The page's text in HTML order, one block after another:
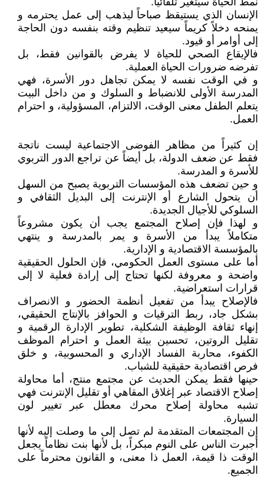
الإنسان الذي يستيقظ صباحاً ليذهب إلى عمل يحترمه و
يمنحه دخلاً كريماً سيعيد تنظيم وقته بنفسه دون الحاجة
إلى أوامر أو قيود.
فالإيقاع الصحي للحياة لا يفرض بالقوانين فقط، بل
تفرضه ضرورات الحياة العملية.
و في الوقت نفسه لا يمكن تجاهل دور الأسرة، فهي
المدرسة الأولى للانضباط و السلوك و من داخل البيت
يتعلم الطفل معنى الوقت، الالتزام، المسؤولية، و احترام
العمل.
إن كثيراً من مظاهر الفوضى الاجتماعية ليست ناتجة
فقط عن ضعف الدولة، بل أيضاً عن تراجع الدور التربوي
للأسرة و المدرسة.
و حين تضعف هذه المؤسسات التربوية يصبح من السهل
أن يتحول الشارع أو الإنترنت إلى البديل الثقافي و
السلوكي للأجيال الجديدة.
و لهذا فإن إصلاح المجتمع يجب أن يكون مشروعاً
متكاملاً يبدأ من الأسرة و يمر بالمدرسة و ينتهي
بالمؤسسة الاقتصادية و الإدارية.
أما على مستوى العمل الحكومي، فإن الحلول الحقيقية
واضحة و معروفة لكنها تحتاج إلى إرادة فعلية لا إلى
قرارات استعراضية.
فالإصلاح يبدأ من تفعيل أنظمة الحضور و الانصراف
بشكل جاد، ربط الترقيات و الحوافز بالإنتاج الحقيقي،
إنهاء ثقافة الوظيفة الشكلية، تطوير الإدارة الرقمية و
تقليل الروتين، تحسين بيئة العمل و احترام الموظف
الكفوء، محاربة الفساد الإداري و المحسوبية، و خلق
فرص اقتصادية حقيقية للشباب.
حينها فقط يمكن الحديث عن مجتمع منتج، أما محاولة
إصلاح الاقتصاد عبر إغلاق المقاهي أو تقليل الإنترنت فهي
تشبه محاولة إصلاح محرك معطل عبر تغيير لون
السيارة.
إن المجتمعات المتقدمة لم تصل إلى ما وصلت إليه لأنها
أجبرت الناس على النوم مبكراً، بل لأنها بنت نظاماً يجعل
الوقت ذا قيمة، العمل ذا معنى، و القانون محترماً على
الجميع.